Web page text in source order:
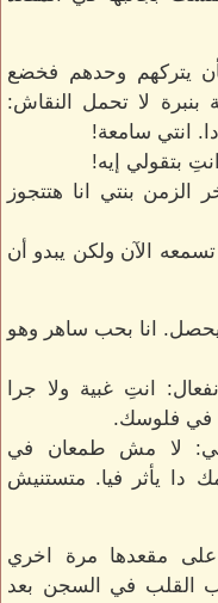
يتركهم وحدهم فخضع
بنبرة لا تحمل النقاش:
انتي سامعة!
بتقولي إيه!
بنتي انا هتتجوز
الآن ولكن يبدو أن
انا بحب ساهر وهو
انتِ غبية ولا جرا
في فلوسك.
لا مش طمعان في
دا يأثر فيا. متستنيش
مقعدها مرة اخري
القلب في السجن بعد